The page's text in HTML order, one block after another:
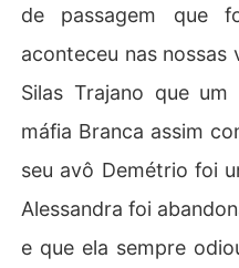
de passagem que
aconteceu nas nossas
Silas Trajano que
máfia Branca assim
seu avô Demétrio foi
Alessandra foi
e que ela sempre